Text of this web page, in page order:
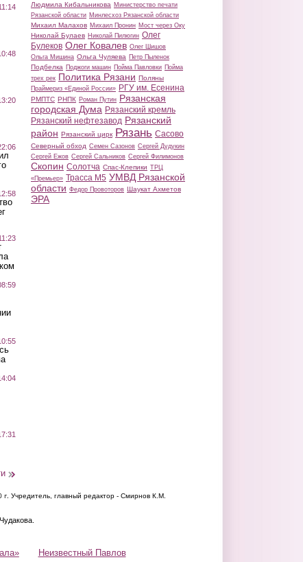
Людмила Кибальникова Министерство печати
Рязанской области Минлесхоз Рязанской области
Михаил Малахов Михаил Пронин Мост через Оку
Николай Булаев Николай Пилюгин Олег
Булеков Олег Ковалев Олег Шишов
Ольга Мишина Ольга Чуляева Петр Пыленок
Подбелка Поджоги машин Пойма Павловки Пойма
трех рек Политика Рязани Поляны
Праймериз «Единой России» РГУ им. Есенина
РМПТС РНПК Роман Путин Рязанская
городская Дума Рязанский кремль
Рязанский нефтезавод Рязанский
район Рязанский цирк Рязань Сасово
Северный обход Семен Сазонов Сергей Дудукин
Сергей Ежов Сергей Сальников Сергей Филимонов
Скопин Солотча Спас-Клепики ТРЦ
«Премьер» Трасса М5 УМВД Рязанской
области Федор Провоторов Шаукат Ахметов
ЭРА
г. Учредитель, главный редактор - Смирнов К.М.
Неизвестный Павлов